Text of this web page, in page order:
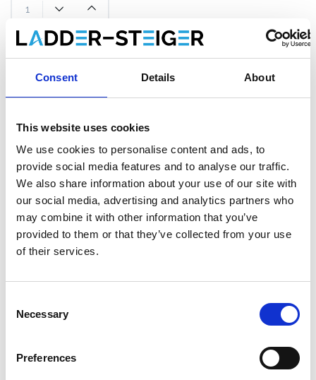
Consent Details About
This website uses cookies
We use cookies to personalise content and ads, to
provide social media features and to analyse our traffic.
We also share information about your use of our site with
our social media, advertising and analytics partners who
may combine it with other information that you’ve
provided to them or that they’ve collected from your use
of their services.
Selection
Necessary
Preferences
Enregistrer comme favori
Informations sur le produit Produits similaires
135x250 hauteur de travail 10,20 m
135x250
est idéal pour travailler en hauteur en toute sécurité
dans les espaces étroits. Grâce à ses dimensions compactes et